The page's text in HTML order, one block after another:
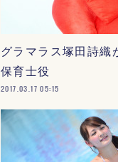
グラマラス塚田詩織
保育士役
2017.03.17 05:15